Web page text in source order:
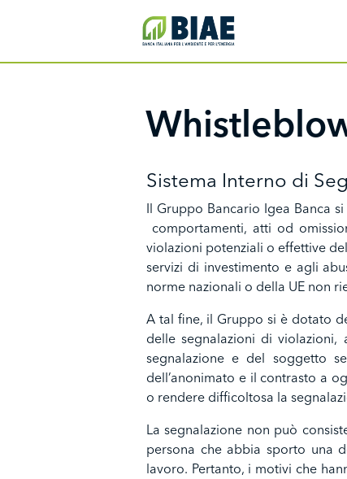
Sistema Interno di
Il Gruppo Bancario Igea Banca
comportamenti, atti od
violazioni potenziali o effettive
servizi di investimento e agli
norme nazionali o della UE non
A tal fine, il Gruppo si è dotato
delle segnalazioni di violazioni,
segnalazione e del soggetto
dell’anonimato e il contrasto a
o rendere difficoltosa la
La segnalazione non può
persona che abbia sporto una
lavoro. Pertanto, i motivi che